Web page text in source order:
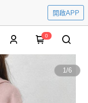
開啟APP
0
1/6